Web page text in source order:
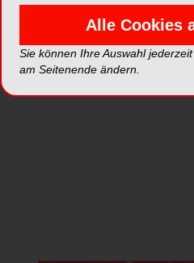
EVENT*
Anmelden
Alle Cookies
Sie können Ihre Auswahl
am Seitenende ändern.